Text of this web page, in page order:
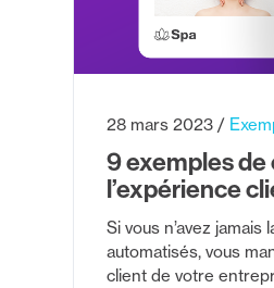
9 exemples
l’expérience
28 mars 2023
Si vous n’avez
automatisés, vous
client de votre